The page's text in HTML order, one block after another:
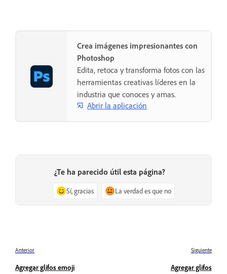
Crea imágenes impresionantes con
Photoshop
Edita, retoca y transforma fotos con las
herramientas creativas líderes en la
industria que conoces y amas.
Abrir la aplicación
¿Te ha parecido útil esta página?
Sí, gracias La verdad es que no
Anterior
Agregar glifos emoji
Siguiente
Agregar glifos